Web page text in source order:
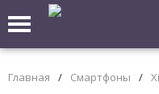
Главная / Смартфоны /